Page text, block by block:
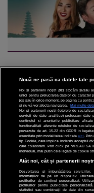
CINEMA
DIVERTISMENT
STIRI
TEHNOLOGIE
SPORT
JOBURI PRO
Nouă ne pasă ca datele tale
Noi și partenerii noștri 201 stocăm și/sau
unici pentru prelucrarea datelor cu
jos sau în orice moment, pe pagina cu
și nu vă vor afecta navigarea.
Mai multe
Noi si partenerii nostri (retelele de
servicii de date analitice) prelucram date
continutul si anunturile publicitare
functionalitati aferente retelelor de
prevazute de art. 15-22 din GDPR in
exercitate prin modalitatea indicataaici .
tip Cookie, care implica inclusiv acceptul
care colaboram. Prin click pe “VREAU SA
individual, mai putin cele legate de cookie
Atât noi, cât și partenerii
Dezvoltarea și îmbunătățirea serviciilor.
informațiilor de pe un dispozitiv.
profilurilor de conținut personalizat.
profilurilor pentru publicitate
statistici sau combinații de date din